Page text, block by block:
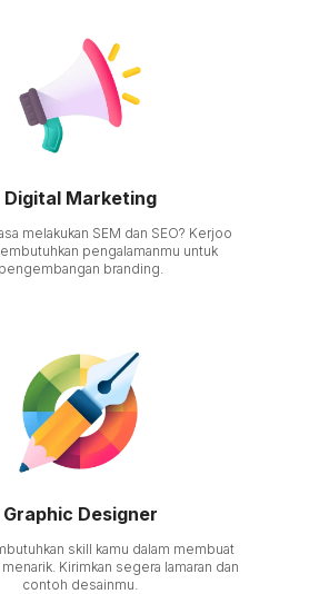
Digital Marketing
melakukan SEM dan SEO? Kerjoo
pengalamanmu untuk
pengembangan branding.
Graphic Designer
skill kamu dalam membuat
Kirimkan segera lamaran dan
contoh desainmu.